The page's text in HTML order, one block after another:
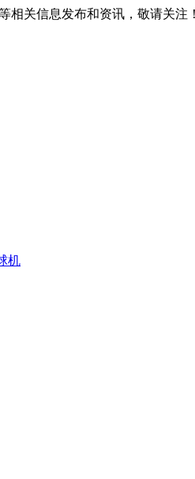
相关信息发布和资讯，敬请关注！
机